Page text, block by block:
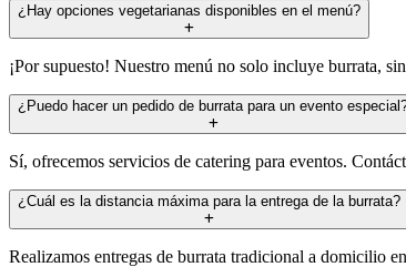
¿Hay opciones vegetarianas disponibles en el menú?
¡Por supuesto! Nuestro menú no solo incluye burrata,
¿Puedo hacer un pedido de burrata para un evento
Sí, ofrecemos servicios de catering para eventos.
¿Cuál es la distancia máxima para la entrega de la burrata?
Realizamos entregas de burrata tradicional a domicilio